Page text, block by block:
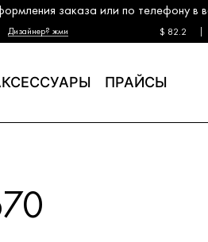
заказа или по телефону в
Дизайнер? жми $ 82.2
ПРАЙСЫ